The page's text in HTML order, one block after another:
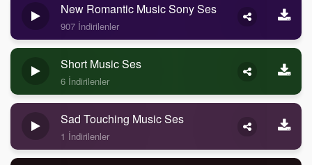
New Romantic Music Sony Ses
907 İndirilenler
Short Music Ses
6 İndirilenler
Sad Touching Music Ses
1 İndirilenler